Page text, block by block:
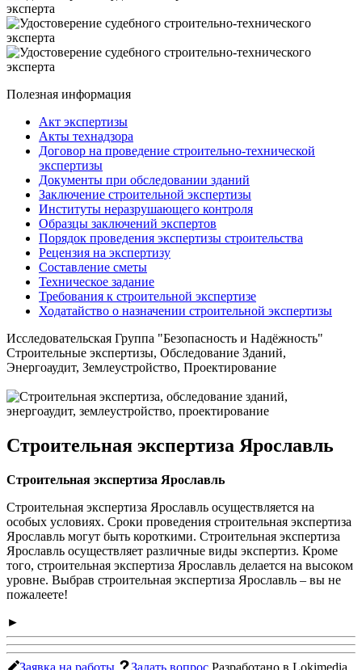
Полезная информация
Акт экспертизы
Акты технадзора
Договор на проведение строительно-технической
экспертизы
Документы при обследовании зданий
Заключение строительной экспертизы
Институты неразрушающего контроля
Образцы заключений экспертов
Порядок проведения экспертизы строительства
Рецензия на экспертизу
Составление сметы
Техническое задание
Требования к строительной экспертизе
Ходатайство о назначении строительной экспертизы
Исследовательская Группа "Безопасность и Надёжность"
Строительные экспертизы, Обследование Зданий,
Энергоаудит, Землеустройство, Проектирование
Строительная экспертиза Ярославль
Строительная экспертиза Ярославль
Строительная экспертиза Ярославль осуществляется на
особых условиях. Сроки проведения строительная экспертиза
Ярославль могут быть короткими. Строительная экспертиза
Ярославль осуществляет различные виды экспертиз. Кроме
того, строительная экспертиза Ярославль делается на высоком
уровне. Выбрав строительная экспертиза Ярославль – вы не
пожалеете!
►
Заявка на работы Задать вопрос Разработано в Lokimedia